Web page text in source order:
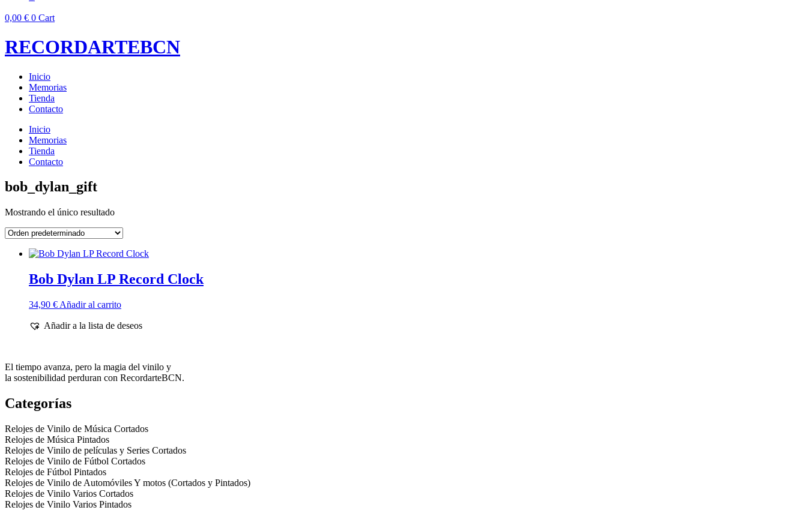
0,00 € 0 Cart
RECORDARTEBCN
Inicio
Memorias
Tienda
Contacto
Inicio
Memorias
Tienda
Contacto
bob_dylan_gift
Mostrando el único resultado
Bob Dylan LP Record Clock
34,90 € Añadir al carrito
Añadir a la lista de deseos
El tiempo avanza, pero la magia del vinilo y
la sostenibilidad perduran con RecordarteBCN.
Categorías
Relojes de Vinilo de Música Cortados
Relojes de Música Pintados
Relojes de Vinilo de películas y Series Cortados
Relojes de Vinilo de Fútbol Cortados
Relojes de Fútbol Pintados
Relojes de Vinilo de Automóviles Y motos (Cortados y Pintados)
Relojes de Vinilo Varios Cortados
Relojes de Vinilo Varios Pintados